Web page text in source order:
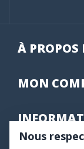
À PROPOS
MON
Nous